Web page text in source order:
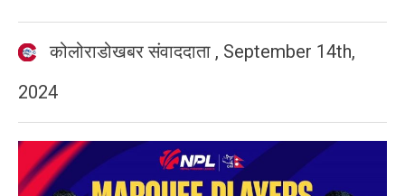
कोलोराडोखबर संवाददाता , September 14th,
2024